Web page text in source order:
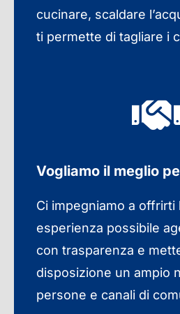
cucinare, scaldare
ti permette di tagliare i
Vogliamo il meglio
Ci impegniamo a offrirti
esperienza possibile
con trasparenza e
disposizione un ampio
persone e canali di